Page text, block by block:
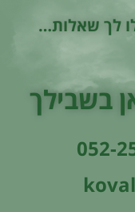
לך שאלות…
בשבילך
052-